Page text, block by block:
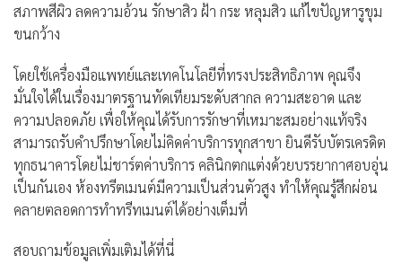
สภาพสีผิว ลดความอ้วน รักษาสิว ฝ้า กระ หลุมสิว แก้ไขปัญหารูขุม
ขนกว้าง
โดยใช้เครื่องมือแพทย์และเทคโนโลยีที่ทรงประสิทธิภาพ คุณจึง
มั่นใจได้ในเรื่องมาตรฐานทัดเทียมระดับสากล ความสะอาด และ
ความปลอดภัย เพื่อให้คุณได้รับการรักษาที่เหมาะสมอย่างแท้จริง
สามารถรับคำปรึกษาโดยไม่คิดค่าบริการทุกสาขา ยินดีรับบัตรเครดิต
ทุกธนาคารโดยไม่ชาร์ตค่าบริการ คลินิกตกแต่งด้วยบรรยากาศอบอุ่น
เป็นกันเอง ห้องทรีตเมนต์มีความเป็นส่วนตัวสูง ทำให้คุณรู้สึกผ่อน
คลายตลอดการทำทรีทเมนต์ได้อย่างเต็มที่
สอบถามข้อมูลเพิ่มเติมได้ที่นี่